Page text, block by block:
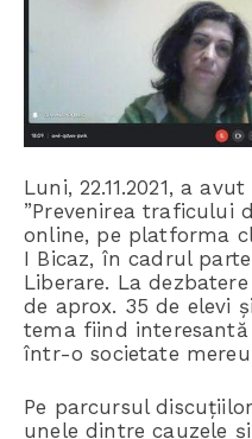
Luni, 22.11.2021, a
”Prevenirea traficului
online, pe platforma
I Bicaz, în cadrul
Liberare. La
de aprox. 35 de elevi
tema fiind
într-o societate
Pe parcursul
unele dintre cauzele